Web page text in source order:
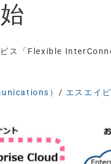
ス「Flexible
） / エスエイ